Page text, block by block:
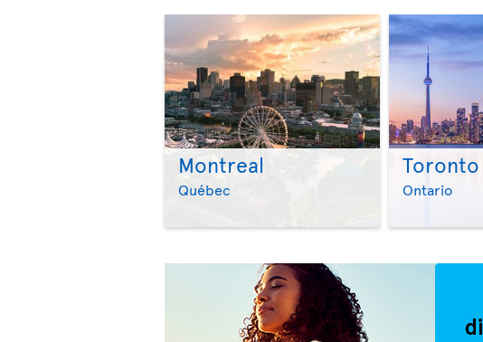
Montreal
Québec >
Toronto
Ontario